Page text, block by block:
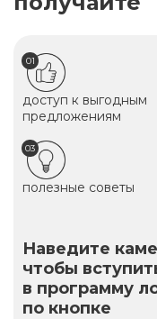
01
доступ к выгодным
предложениям
03
полезные советы
Наведите
чтобы
в программу
по кнопке